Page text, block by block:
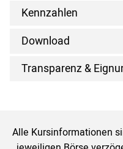
Kennzahlen
Download
Transparenz &
Alle Kursinformationen